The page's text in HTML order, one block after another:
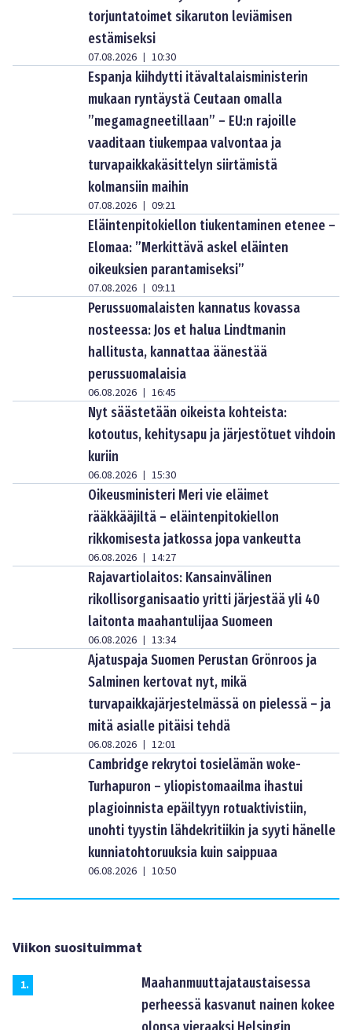
torjuntatoimet sikaruton leviämisen
estämiseksi
07.08.2026 | 10:30
Espanja kiihdytti itävaltalaisministerin
mukaan ryntäystä Ceutaan omalla
”megamagneetillaan” – EU:n rajoille
vaaditaan tiukempaa valvontaa ja
turvapaikkakäsittelyn siirtämistä
kolmansiin maihin
07.08.2026 | 09:21
Eläintenpitokiellon tiukentaminen etenee –
Elomaa: ”Merkittävä askel eläinten
oikeuksien parantamiseksi”
07.08.2026 | 09:11
Perussuomalaisten kannatus kovassa
nosteessa: Jos et halua Lindtmanin
hallitusta, kannattaa äänestää
perussuomalaisia
06.08.2026 | 16:45
Nyt säästetään oikeista kohteista:
kotoutus, kehitysapu ja järjestötuet vihdoin
kuriin
06.08.2026 | 15:30
Oikeusministeri Meri vie eläimet
rääkkääjiltä – eläintenpitokiellon
rikkomisesta jatkossa jopa vankeutta
06.08.2026 | 14:27
Rajavartiolaitos: Kansainvälinen
rikollisorganisaatio yritti järjestää yli 40
laitonta maahantulijaa Suomeen
06.08.2026 | 13:34
Ajatuspaja Suomen Perustan Grönroos ja
Salminen kertovat nyt, mikä
turvapaikkajärjestelmässä on pielessä – ja
mitä asialle pitäisi tehdä
06.08.2026 | 12:01
Cambridge rekrytoi tosielämän woke-
Turhapuron – yliopistomaailma ihastui
plagioinnista epäiltyyn rotuaktivistiin,
unohti tyystin lähdekritiikin ja syyti hänelle
kunniatohtoruuksia kuin saippuaa
06.08.2026 | 10:50
Viikon suosituimmat
1.
Maahanmuuttajataustaisessa
perheessä kasvanut nainen kokee